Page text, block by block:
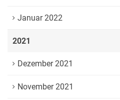
Januar 2022
2021
Dezember 2021
November 2021